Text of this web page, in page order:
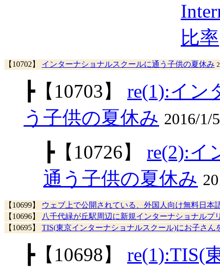
比率
【10702】 インターナショナルスクールに通う子供の夏休み
┣【10703】
re(1):イン
う子供の夏休み 2016/1/
┣【10726】
re(2):イ
通う子供の夏休み
【10699】
ウェブ上で公開されている、外国人向け無料日本
【10696】
八千代緑が丘駅周辺に新規インターナショナルプ
【10695】
TIS(東京インターナショナルスクール)にお子さん
┣【10698】
re(1):TIS(